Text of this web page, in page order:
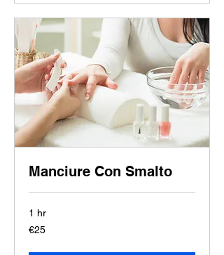
Manciure Con Smalto
1 hr
25
euros
€25